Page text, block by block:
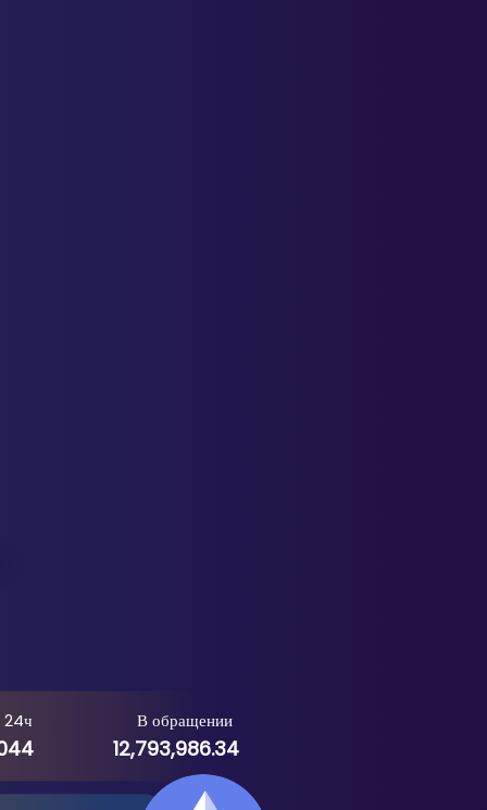
24ч В обращении
12,793,986.34